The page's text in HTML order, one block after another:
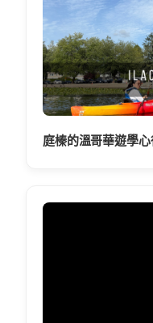
庭榛的溫哥華遊學